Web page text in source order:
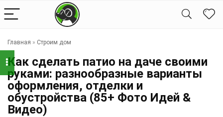
Главная » Строим дом
Как сделать патио на даче своими
руками: разнообразные варианты
оформления, отделки и
обустройства (85+ Фото Идей &
Видео)